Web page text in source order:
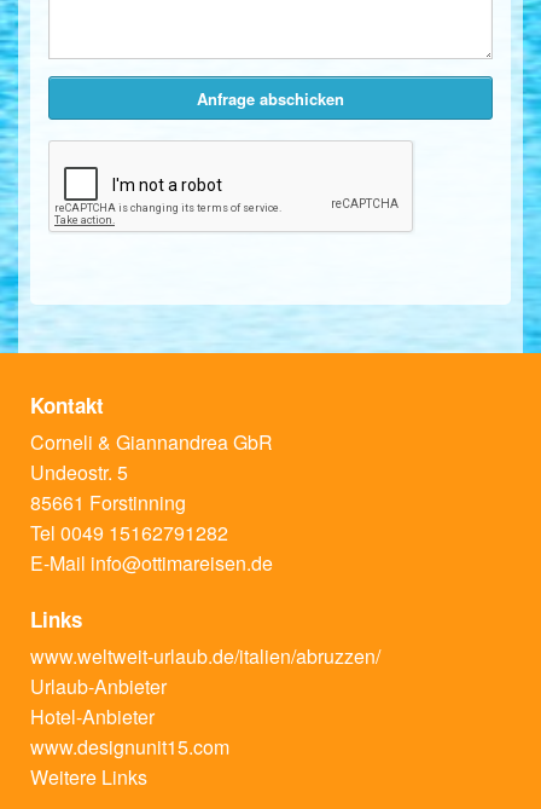
Kontakt
Corneli & Giannandrea GbR
Undeostr. 5
85661 Forstinning
Tel 0049 15162791282
E-Mail info@ottimareisen.de
Links
www.weltweit-urlaub.de/italien/abruzzen/
Urlaub-Anbieter
Hotel-Anbieter
www.designunit15.com
Weitere Links